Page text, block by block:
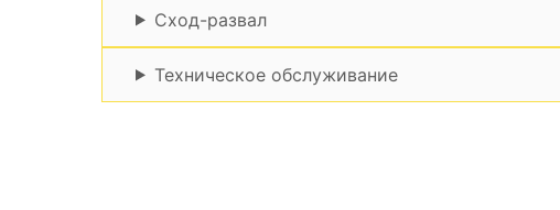
Сход-развал
Техническое обслуживание